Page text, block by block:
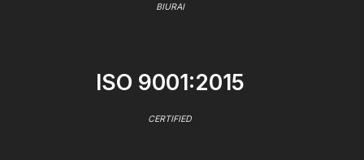
BIURAI
ISO 9001:2015
CERTIFIED